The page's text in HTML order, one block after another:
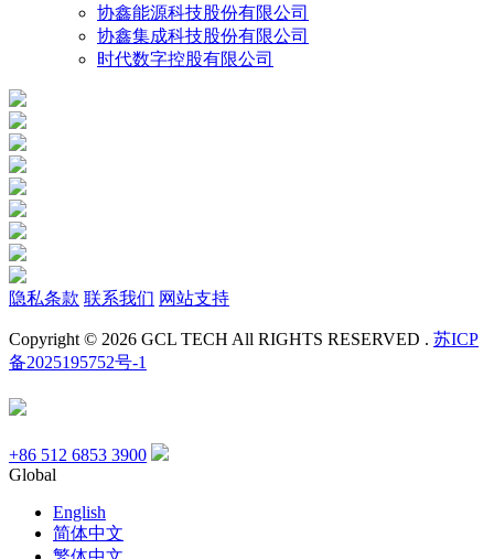
协鑫能源科技股份有限公司
协鑫集成科技股份有限公司
时代数字控股有限公司
隐私条款 联系我们 网站支持
Copyright © 2026 GCL TECH All RIGHTS RESERVED . 苏ICP
备2025195752号-1
+86 512 6853 3900
Global
English
简体中文